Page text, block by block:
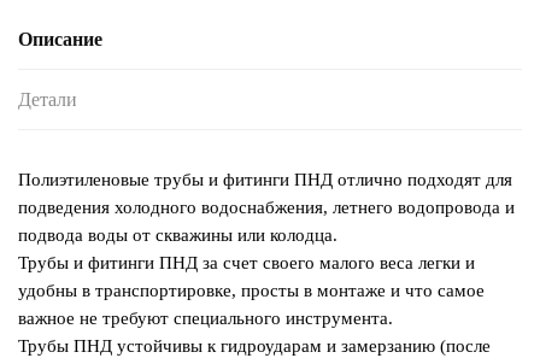
Описание
Детали
Полиэтиленовые трубы и фитинги ПНД отлично подходят для
подведения холодного водоснабжения, летнего водопровода и
подвода воды от скважины или колодца.
Трубы и фитинги ПНД за счет своего малого веса легки и
удобны в транспортировке, просты в монтаже и что самое
важное не требуют специального инструмента.
Трубы ПНД устойчивы к гидроударам и замерзанию (после